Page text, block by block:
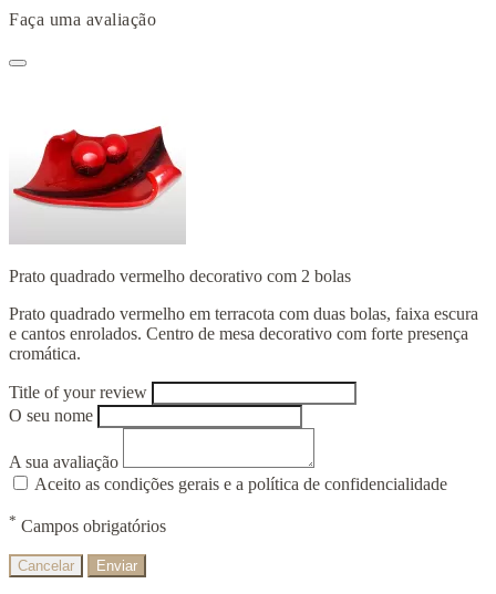
Faça uma avaliação
Prato quadrado vermelho decorativo com 2 bolas
Prato quadrado vermelho em terracota com duas bolas, faixa escura
e cantos enrolados. Centro de mesa decorativo com forte presença
cromática.
Title of your review
O seu nome
A sua avaliação
Aceito as condições gerais e a política de confidencialidade
* Campos obrigatórios
Cancelar Enviar